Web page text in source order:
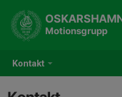
Kontakt
Motionsgrupp